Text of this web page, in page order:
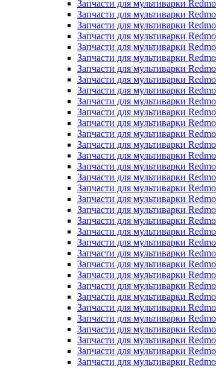
Запчасти для мультиварки
Запчасти для мультиварки
Запчасти для мультиварки
Запчасти для мультиварки
Запчасти для мультиварки
Запчасти для мультиварки
Запчасти для мультиварки
Запчасти для мультиварки
Запчасти для мультиварки
Запчасти для мультиварки
Запчасти для мультиварки
Запчасти для мультиварки
Запчасти для мультиварки
Запчасти для мультиварки
Запчасти для мультиварки
Запчасти для мультиварки
Запчасти для мультиварки
Запчасти для мультиварки
Запчасти для мультиварки
Запчасти для мультиварки
Запчасти для мультиварки
Запчасти для мультиварки
Запчасти для мультиварки
Запчасти для мультиварки
Запчасти для мультиварки
Запчасти для мультиварки
Запчасти для мультиварки
Запчасти для мультиварки
Запчасти для мультиварки
Запчасти для мультиварки
Запчасти для мультиварки
Запчасти для мультиварки
Запчасти для мультиварки
Запчасти для мультиварки